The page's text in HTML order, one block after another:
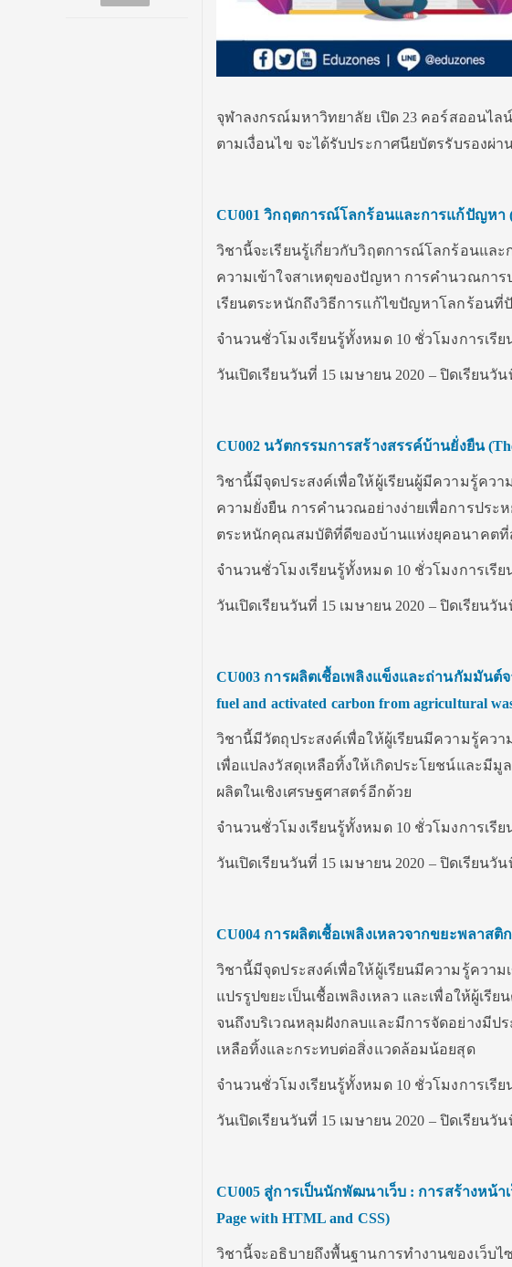
จุฬาลงกรณ์มหาวิทยาลัย เปิด 23 คอร์สออนไล
ตามเงื่อนไข จะได้รับประกาศนียบัตรรับรองผ่า
CU001วิกฤตการณ์โลกร้อนและการแก้ปัญหา
วิชานี้จะเรียนรู้เกี่ยวกับวิฤตการณ์โลกร้อนแล
ความเข้าใจสาเหตุของปัญหา การคำนวณกา
เรียนตระหนักถึงวิธีการแก้ไขปัญหาโลกร้อน
จำนวนชั่วโมงเรียนรู้ทั้งหมด 10 ชั่วโมงการเรีย
วันเปิดเรียนวันที่ 15 เมษายน 2020 – ปิดเรียนวั
CU002 นวัตกรรมการสร้างสรรค์บ้านยั่งยืน
วิชานี้มีจุดประสงค์เพื่อให้ผู้เรียนผู้มีความรู้คว
ความยั่งยืน การคำนวณอย่างง่ายเพื่อการประ
ตระหนักคุณสมบัติที่ดีของบ้านแห่งยุคอนาคตที่
จำนวนชั่วโมงเรียนรู้ทั้งหมด 10 ชั่วโมงการเรีย
วันเปิดเรียนวันที่ 15 เมษายน 2020 – ปิดเรียนวั
CU003 การผลิตเชื้อเพลิงแข็งและถ่านกัมมันต์
fuel and activated carbon from agricultural
วิชานี้มีวัตถุประสงค์เพื่อให้ผู้เรียนมีความรู้คว
เพื่อแปลงวัสดุเหลือทิ้งให้เกิดประโยชน์และมีมู
ผลิตในเชิงเศรษฐศาสตร์อีกด้วย
จำนวนชั่วโมงเรียนรู้ทั้งหมด 10 ชั่วโมงการเรีย
วันเปิดเรียนวันที่ 15 เมษายน 2020 – ปิดเรียนวั
CU004 การผลิตเชื้อเพลิงเหลวจากขยะพลาสติ
วิชานี้มีจุดประสงค์เพื่อให้ผู้เรียนมีความรู้ควา
แปรรูปขยะเป็นเชื้อเพลิงเหลว และเพื่อให้ผู้เรี
จนถึงบริเวณหลุมฝังกลบและมีการจัดอย่างมีป
เหลือทิ้งและกระทบต่อสิ่งแวดล้อมน้อยสุด
จำนวนชั่วโมงเรียนรู้ทั้งหมด 10 ชั่วโมงการเรีย
วันเปิดเรียนวันที่ 15 เมษายน 2020 – ปิดเรียนวั
CU005 สู่การเป็นนักพัฒนาเว็บ : การสร้างหน้า
Page with HTML and CSS)
วิชานี้จะอธิบายถึงพื้นฐานการทำงานของเว็บ